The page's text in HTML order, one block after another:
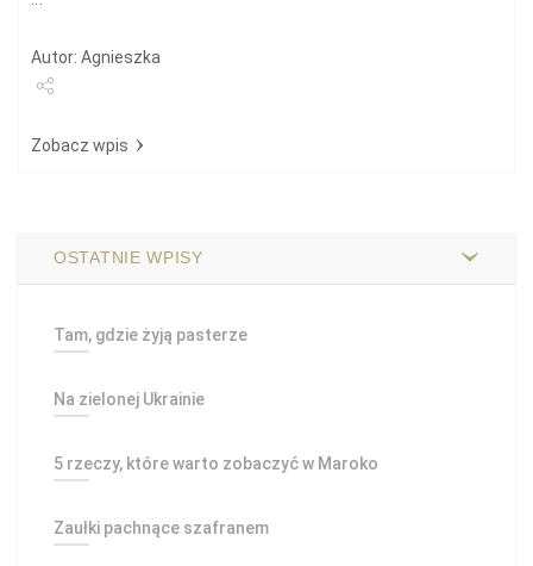
Autor: Agnieszka
Zobacz wpis
OSTATNIE WPISY
Tam, gdzie żyją pasterze
Na zielonej Ukrainie
5 rzeczy, które warto zobaczyć w Maroko
Zaułki pachnące szafranem